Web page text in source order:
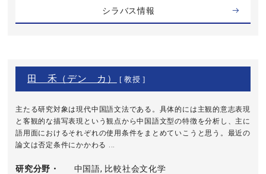
シラバス情報
田 禾（デン カ） [ 教授 ]
主たる研究対象は現代中国語文法である。具体的には主観的意志表現
と客観的な描写表現という観点から中国語文型の特徴を分析し、主に
語用面におけるそれぞれの使用条件をまとめていこうと思う。最近の
論文は否定条件にかかわる ...
研究分野・
中国語, 比較社会文化学